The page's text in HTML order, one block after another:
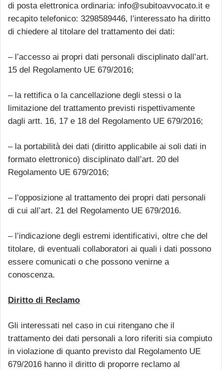
di posta elettronica ordinaria: info@subitoavvocato.it e
recapito telefonico: 3298589446, l’interessato ha diritto
di chiedere al titolare del trattamento dei dati:
– l’accesso ai propri dati personali disciplinato dall’art.
15 del Regolamento UE 679/2016;
– la rettifica o la cancellazione degli stessi o la
limitazione del trattamento previsti rispettivamente
dagli artt. 16, 17 e 18 del Regolamento UE 679/2016;
– la portabilità dei dati (diritto applicabile ai soli dati in
formato elettronico) disciplinato dall’art. 20 del
Regolamento UE 679/2016;
– l’opposizione al trattamento dei propri dati personali
di cui all’art. 21 del Regolamento UE 679/2016.
– l’indicazione degli estremi identificativi, oltre che del
titolare, di eventuali collaboratori ai quali i dati possono
essere comunicati o che possono venirne a
conoscenza.
Diritto di Reclamo
Gli interessati nel caso in cui ritengano che il
trattamento dei dati personali a loro riferiti sia compiuto
in violazione di quanto previsto dal Regolamento UE
679/2016 hanno il diritto di proporre reclamo al